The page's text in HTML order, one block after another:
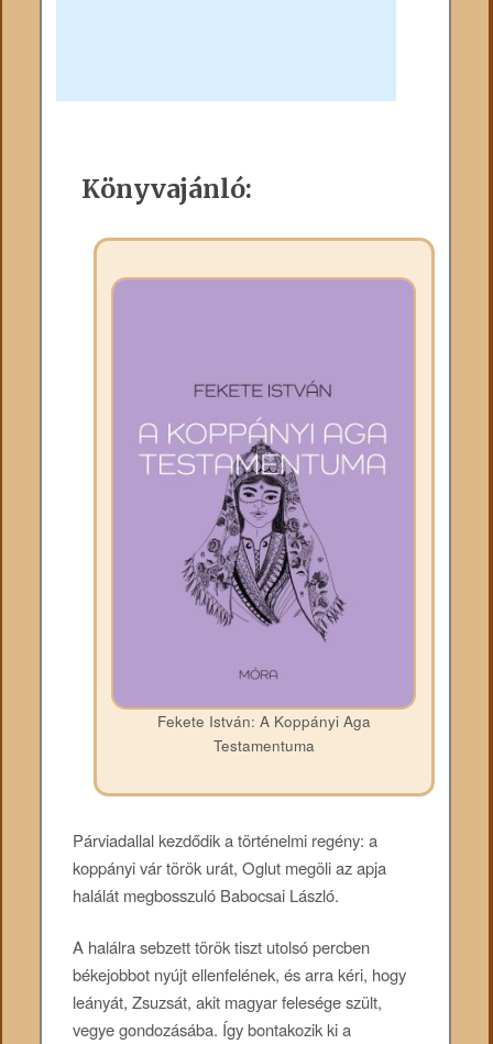
Könyvajánló:
Fekete István: A Koppányi Aga
Testamentuma
Párviadallal kezdődik a történelmi regény: a
koppányi vár török urát, Oglut megöli az apja
halálát megbosszuló Babocsai László.
A halálra sebzett török tiszt utolsó percben
békejobbot nyújt ellenfelének, és arra kéri, hogy
leányát, Zsuzsát, akit magyar felesége szült,
vegye gondozásába. Így bontakozik ki a